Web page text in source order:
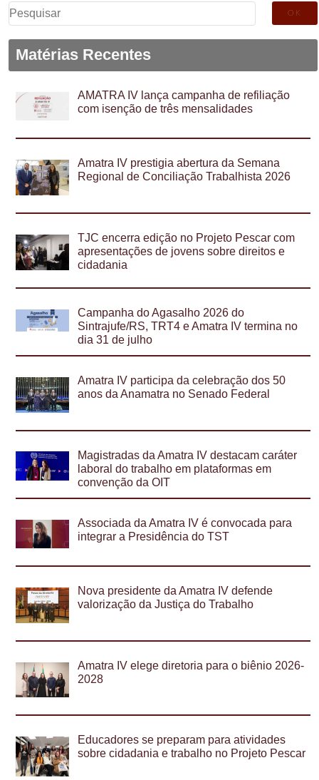
Pesquisar
por:
Matérias Recentes
AMATRA IV lança campanha de refiliação
com isenção de três mensalidades
Amatra IV prestigia abertura da Semana
Regional de Conciliação Trabalhista 2026
TJC encerra edição no Projeto Pescar com
apresentações de jovens sobre direitos e
cidadania
Campanha do Agasalho 2026 do
Sintrajufe/RS, TRT4 e Amatra IV termina no
dia 31 de julho
Amatra IV participa da celebração dos 50
anos da Anamatra no Senado Federal
Magistradas da Amatra IV destacam caráter
laboral do trabalho em plataformas em
convenção da OIT
Associada da Amatra IV é convocada para
integrar a Presidência do TST
Nova presidente da Amatra IV defende
valorização da Justiça do Trabalho
Amatra IV elege diretoria para o biênio 2026-
2028
Educadores se preparam para atividades
sobre cidadania e trabalho no Projeto Pescar